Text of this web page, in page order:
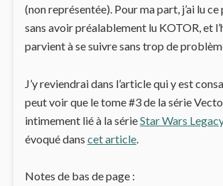
(non représentée). Pour ma part, j’ai lu
sans avoir préalablement lu KOTOR, et
parvient à se suivre sans trop de
J’y reviendrai dans l’article qui y est
peut voir que le tome #3 de la série
intimement lié à la sérieStar Wars Legacy
évoqué dans cet article.
Notes de bas de page :